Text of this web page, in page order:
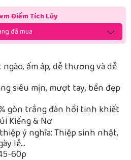
Điểm Tích Lũy
đã mua
ấm áp, dễ thương và dễ
siêu mịn, mượt tay, bền đẹp
gòn trắng đàn hồi tinh khiết
Kiếng & Nơ
ý nghĩa: Thiệp sinh nhật,
lễ…
60p